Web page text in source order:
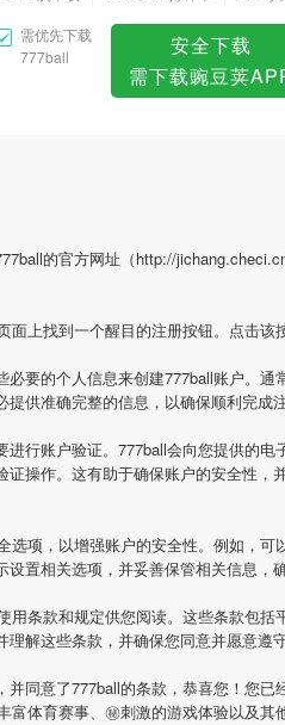
需优先下载
777ball
安全下载
需下载豌豆荚
的官方网址（http://
面上找到一个醒目的注册按钮。点击该
必要的个人信息来创建777ball账户。通
供准确完整的信息，以确保顺利完成注
进行账户验证。777ball会向您提供的电
证操作。这有助于确保账户的安全性，
选项，以增强账户的安全性。例如，可
置相关选项，并妥善保管相关信息，
用条款和规定供您阅读。这些条款包括
解这些条款，并确保您同意并愿意遵守
并同意了777ball的条款，恭喜您！您已
体育赛事、㊙刺激的游戏体验以及其